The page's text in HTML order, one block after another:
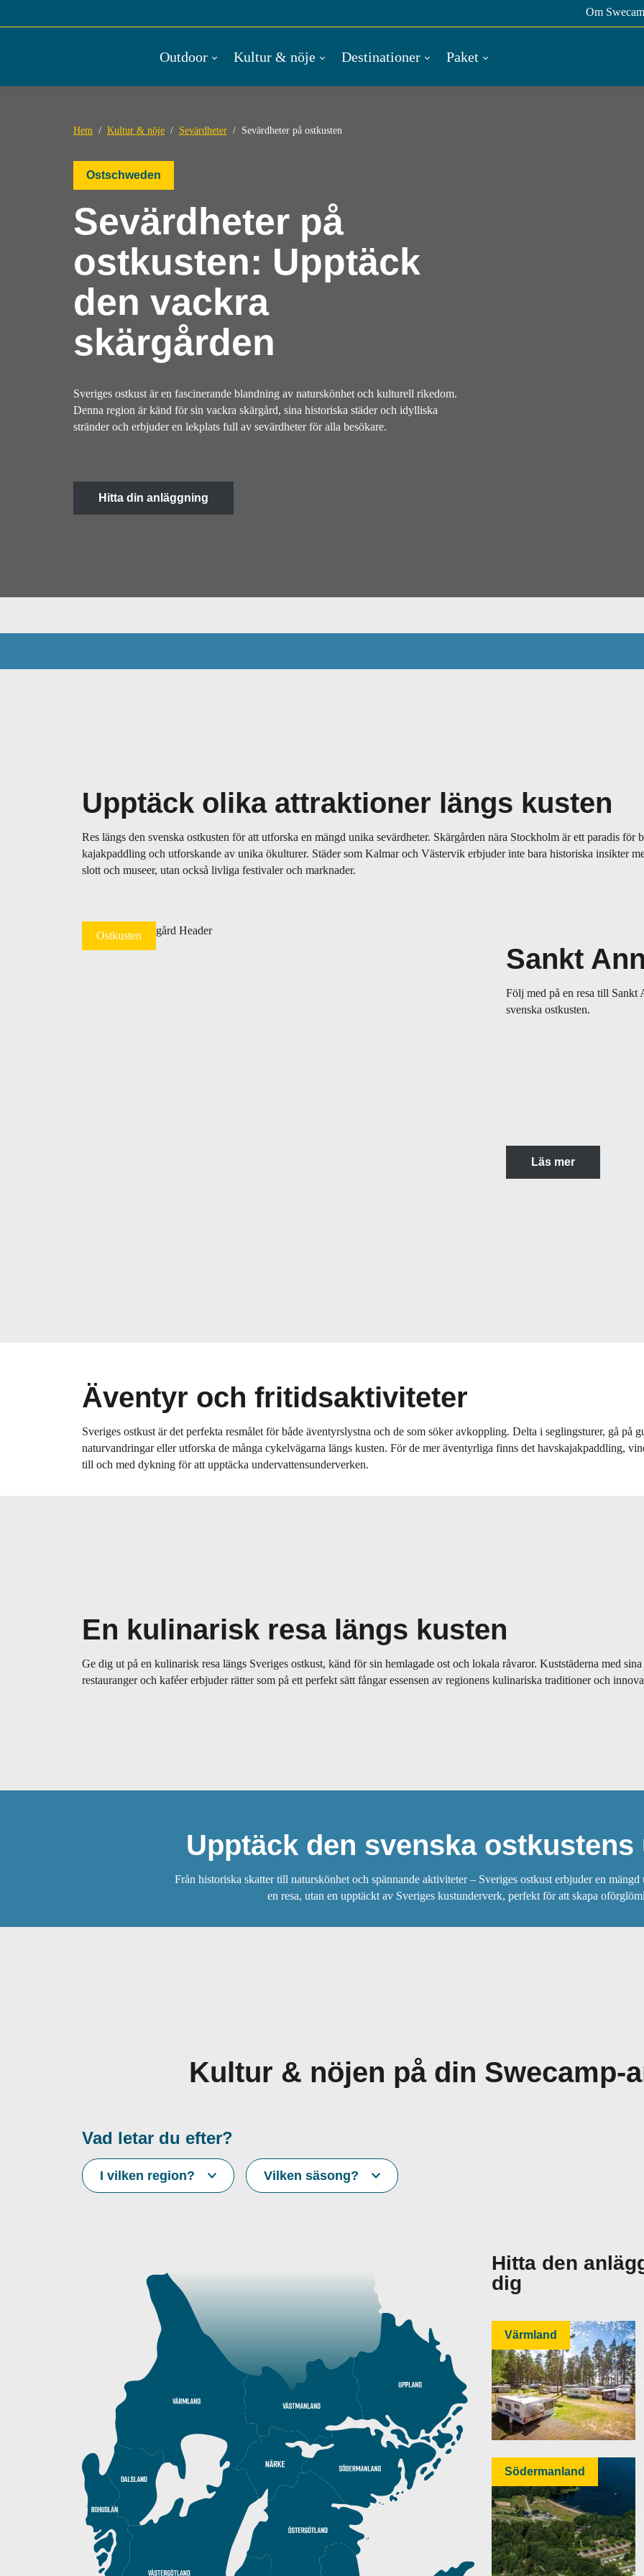
Om
Outdoor Kultur & nöje Destinationer Paket
Hem Kultur & nöje Sevärdheter Sevärdheter på ostkusten
Ostschweden
Sevärdheter på
ostkusten: Upptäck
den vackra
skärgården
Sveriges ostkust är en fascinerande blandning av naturskönhet och kulturell rikedom.
Denna region är känd för sin vackra skärgård, sina historiska städer och idylliska
stränder och erbjuder en lekplats full av sevärdheter för alla besökare.
Hitta din anläggning
Upptäck olika attraktioner längs kusten
Res längs den svenska ostkusten för att utforska en mängd unika sevärdheter. Skärgården nära Stockholm är ett paradis för
kajakpaddling och utforskande av unika ökulturer. Städer som Kalmar och Västervik erbjuder inte bara historiska insikter
slott och museer, utan också livliga festivaler och marknader.
Ostkusten
Sankt
Följ med på en resa till Sankt
svenska ostkusten.
Läs mer
Äventyr och fritidsaktiviteter
Sveriges ostkust är det perfekta resmålet för både äventyrslystna och de som söker avkoppling. Delta i seglingsturer, gå på
naturvandringar eller utforska de många cykelvägarna längs kusten. För de mer äventyrliga finns det havskajakpaddling,
till och med dykning för att upptäcka undervattensunderverken.
En kulinarisk resa längs kusten
Ge dig ut på en kulinarisk resa längs Sveriges ostkust, känd för sin hemlagade ost och lokala råvaror. Kuststäderna med sina
restauranger och kaféer erbjuder rätter som på ett perfekt sätt fångar essensen av regionens kulinariska traditioner och
Upptäck den svenska
Från historiska skatter till naturskönhet och spännande aktiviteter – Sveriges ostkust erbjuder en
en resa, utan en upptäckt av Sveriges kustunderverk, perfekt för att skapa
Kultur & nöjen på din Swecamp-
Vad letar du efter?
I vilken region? Vilken säsong?
Hitta den
dig
Värmland
Södermanland